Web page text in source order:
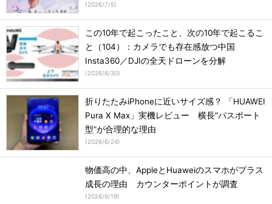
(2026/7/5)
この10年で起こったこと、次の10年で起こるこ
と（104）：カメラでも存在感放つ中国
Insta360／DJIの全天ドローンを分解
(2026/6/30)
折りたたみiPhoneに近いサイズ感？ 「HUAWEI
Pura X Max」実機レビュー 横長“パスポート
型”が合理的な理由
(2026/6/24)
物価高の中、AppleとHuaweiのスマホがプラス
成長の理由 カウンターポイントが調査
(2026/6/19)